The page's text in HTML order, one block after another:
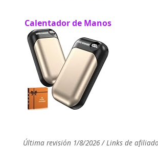
Calentador de Manos
Última revisión 1/8/2026 / Links de